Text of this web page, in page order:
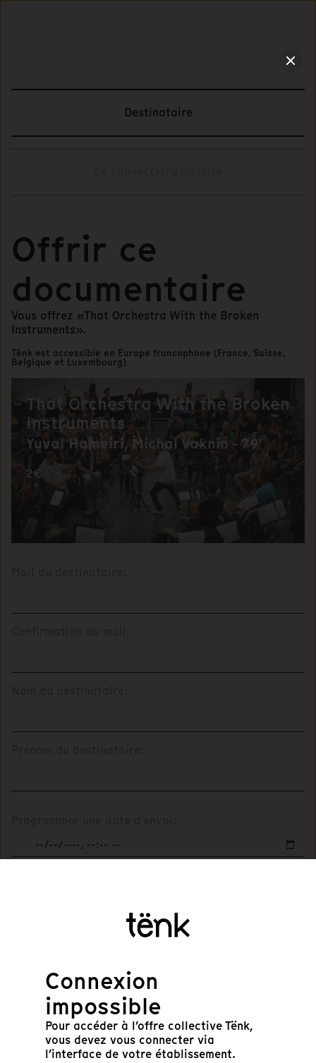
Destinataire
Offrir ce
documentaire
Vous offrez «That Orchestra With the Broken
Instruments».
Tënk est accessible en Europe francophone (France, Suisse,
Belgique et Luxembourg)
That Orchestra With the Broken
Instruments
Yuval Hameiri, Michal Vaknin - 79'
2€
Suivant
Connexion
impossible
Pour accéder à l’offre collective Tënk,
vous devez vous connecter via
l’interface de votre établissement.